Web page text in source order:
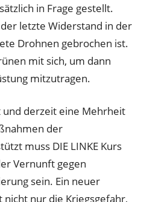
in Frage gestellt.
letzte Widerstand in der
Drohnen gebrochen ist.
mit sich, um dann
mitzutragen.
und derzeit eine Mehrheit
der
muss DIE LINKE Kurs
Vernunft gegen
sein. Ein neuer
nur die Kriegsgefahr,